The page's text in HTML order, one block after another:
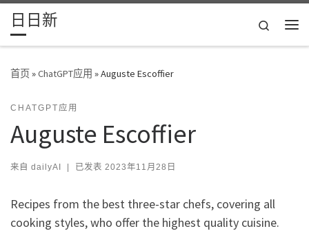
Skip to content
日日新
Search
首页»ChatGPT应用 »Auguste Escoffier
CHATGPT应用
Auguste Escoffier
来自 dailyAI | 已发表 2023年11月28日
Recipes from the best three-star chefs, covering all
cooking styles, who offer the highest quality cuisine.